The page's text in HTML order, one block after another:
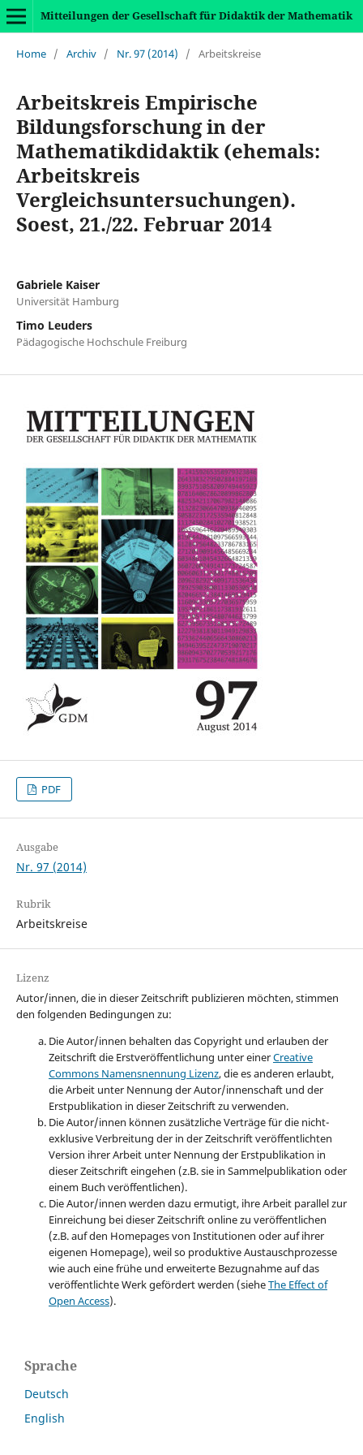
Mitteilungen der Gesellschaft für Didaktik der Mathematik
Home / Archiv / Nr. 97 (2014) / Arbeitskreise
Arbeitskreis Empirische
Bildungsforschung in der
Mathematikdidaktik (ehemals:
Arbeitskreis
Vergleichsuntersuchungen).
Soest, 21./22. Februar 2014
Gabriele Kaiser
Universität Hamburg
Timo Leuders
Pädagogische Hochschule Freiburg
PDF
Ausgabe
Nr. 97 (2014)
Rubrik
Arbeitskreise
Lizenz
Autor/innen, die in dieser Zeitschrift publizieren möchten, stimmen
den folgenden Bedingungen zu:
Die Autor/innen behalten das Copyright und erlauben der
Zeitschrift die Erstveröffentlichung unter einerCreative
Commons Namensnennung Lizenz, die es anderen erlaubt,
die Arbeit unter Nennung der Autor/innenschaft und der
Erstpublikation in dieser Zeitschrift zu verwenden.
Die Autor/innen können zusätzliche Verträge für die nicht-
exklusive Verbreitung der in der Zeitschrift veröffentlichten
Version ihrer Arbeit unter Nennung der Erstpublikation in
dieser Zeitschrift eingehen (z.B. sie in Sammelpublikation oder
einem Buch veröffentlichen).
Die Autor/innen werden dazu ermutigt, ihre Arbeit parallel zur
Einreichung bei dieser Zeitschrift online zu veröffentlichen
(z.B. auf den Homepages von Institutionen oder auf ihrer
eigenen Homepage), weil so produktive Austauschprozesse
wie auch eine frühe und erweiterte Bezugnahme auf das
veröffentlichte Werk gefördert werden (sieheThe Effect of
Open Access).
Sprache
Deutsch
English